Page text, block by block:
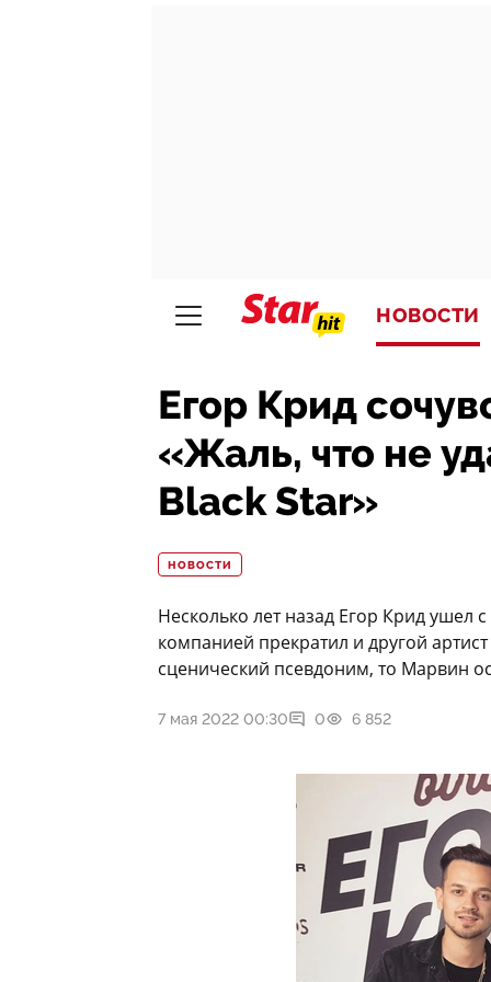
НОВОСТИ
Егор Крид
«Жаль, что не
Black Star»
НОВОСТИ
Несколько лет назад Егор Крид ушел
компанией прекратил и другой
сценический псевдоним, то Марвин
7 мая 2022 00:30 0 6 852